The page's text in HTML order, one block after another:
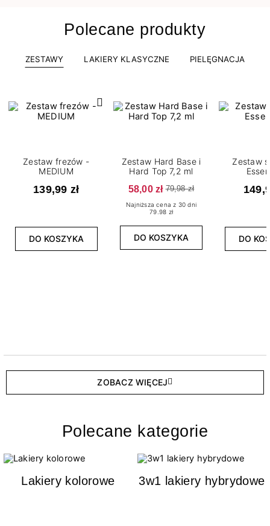
Polecane produkty
ZESTAWY LAKIERY KLASYCZNE PIELĘGNACJA
Zestaw frezów -
MEDIUM
139,99 zł
DO KOSZYKA
Zestaw Hard Base i
Hard Top 7,2 ml
58,00 zł 79,98 zł
Najniższa cena z 30 dni
79.98 zł
DO KOSZYKA
Zestaw
DO
ZOBACZ WIĘCEJ
Polecane kategorie
Lakiery kolorowe 3w1 lakiery hybrydowe